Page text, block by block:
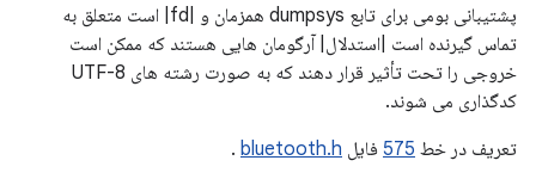
پشتیبانی بومی برای تابع dumpsys همزمان و |fd| است متعلق به
تماس گیرنده است |استدلال| آرگومان هایی هستند که ممکن است
خروجی را تحت تأثیر قرار دهند که به صورت رشته های UTF-8
کدگذاری می شوند.
تعریف در خط 575 فایل bluetooth.h
.